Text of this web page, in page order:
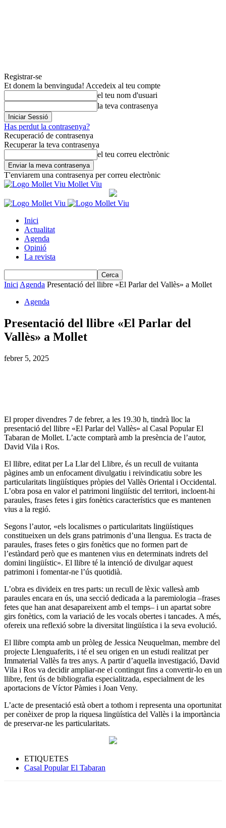
Registrar-se
Et donem la benvinguda! Accedeix al teu compte
el teu nom d'usuari
la teva contrasenya
Has perdut la contrasenya?
Recuperació de contrasenya
Recuperar la teva contrasenya
el teu correu electrònic
T'enviarem una contrasenya per correu electrònic
Mollet Viu
Inici
Actualitat
Agenda
Opinió
La revista
Inici Agenda Presentació del llibre «El Parlar del Vallès» a Mollet
Agenda
Presentació del llibre «El Parlar del
Vallès» a Mollet
febrer 5, 2025
El proper divendres 7 de febrer, a les 19.30 h, tindrà lloc la
presentació del llibre «El Parlar del Vallès» al Casal Popular El
Tabaran de Mollet. L’acte comptarà amb la presència de l’autor,
David Vila i Ros.
El llibre, editat per La Llar del Llibre, és un recull de vuitanta
pàgines amb un enfocament divulgatiu i reivindicatiu sobre les
particularitats lingüístiques pròpies del Vallès Oriental i Occidental.
L’obra posa en valor el patrimoni lingüístic del territori, incloent-hi
paraules, frases fetes i girs fonètics característics que es mantenen
vius a la regió.
Segons l’autor, «els localismes o particularitats lingüístiques
constitueixen un dels grans patrimonis d’una llengua. Es tracta de
paraules, frases fetes o girs fonètics que no formen part de
l’estàndard però que es mantenen vius en determinats indrets del
domini lingüístic». El llibre té la intenció de divulgar aquest
patrimoni i fomentar-ne l’ús quotidià.
L’obra es divideix en tres parts: un recull de lèxic vallesà amb
paraules encara en ús, una secció dedicada a la paremiologia –frases
fetes que han anat desapareixent amb el temps– i un apartat sobre
girs fonètics, com la variació de les vocals obertes i tancades. A més,
ofereix una reflexió sobre la diversitat lingüística i la seva evolució.
El llibre compta amb un pròleg de Jessica Neuquelman, membre del
projecte Llenguaferits, i té el seu origen en un estudi realitzat per
Immaterial Vallès fa tres anys. A partir d’aquella investigació, David
Vila i Ros va decidir ampliar-ne el contingut fins a convertir-lo en un
llibre, fent ús de bibliografia especialitzada, especialment de les
aportacions de Víctor Pàmies i Joan Veny.
L’acte de presentació està obert a tothom i representa una oportunitat
per conèixer de prop la riquesa lingüística del Vallès i la importància
de preservar-ne les particularitats.
ETIQUETES
Casal Popular El Tabaran